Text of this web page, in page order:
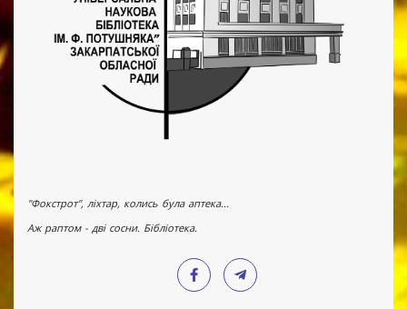
"Фокстрот", ліхтар, колись була аптека...
Аж раптом - дві сосни. Бібліотека.